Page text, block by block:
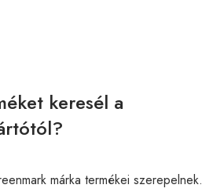
keresél a
márka termékei szerepelnek.